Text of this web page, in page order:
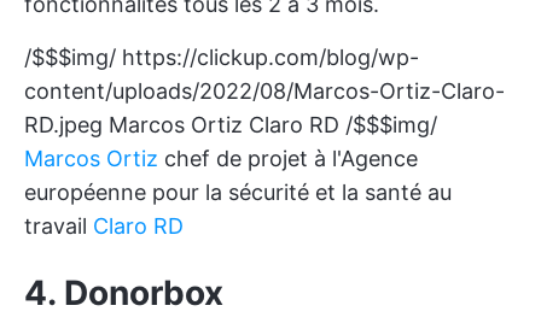
/$$$img/ https://clickup.com/blog/wp-
content/uploads/2022/08/Marcos-Ortiz-Claro-
RD.jpeg Marcos Ortiz Claro RD /$$$img/
Marcos Ortiz chef de projet à l'Agence
européenne pour la sécurité et la santé au
travail Claro RD
4. Donorbox